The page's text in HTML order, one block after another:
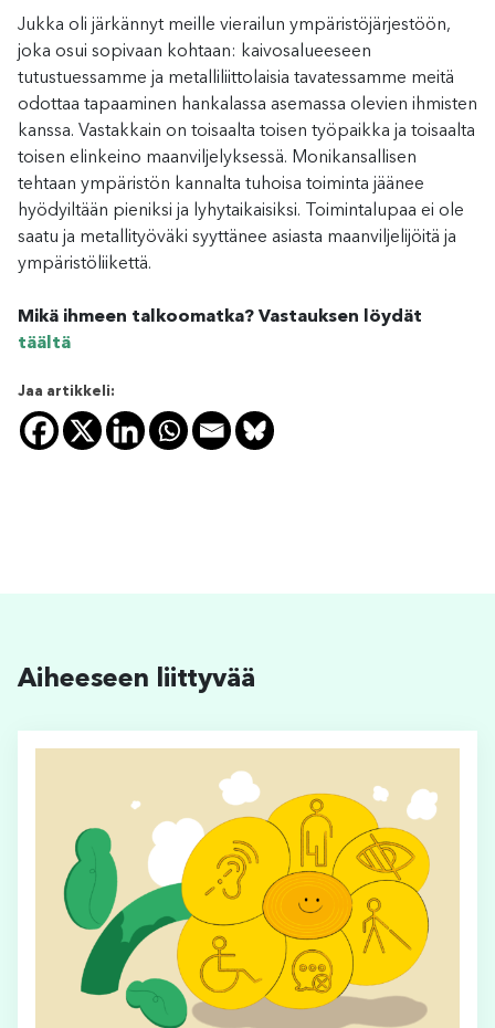
Jukka oli järkännyt meille vierailun ympäristöjärjestöön,
joka osui sopivaan kohtaan: kaivosalueeseen
tutustuessamme ja metalliliittolaisia tavatessamme meitä
odottaa tapaaminen hankalassa asemassa olevien ihmisten
kanssa. Vastakkain on toisaalta toisen työpaikka ja toisaalta
toisen elinkeino maanviljelyksessä. Monikansallisen
tehtaan ympäristön kannalta tuhoisa toiminta jäänee
hyödyiltään pieniksi ja lyhytaikaisiksi. Toimintalupaa ei ole
saatu ja metallityöväki syyttänee asiasta maanviljelijöitä ja
ympäristöliikettä.
Mikä ihmeen talkoomatka? Vastauksen löydät
täältä
Jaa artikkeli:
Aiheeseen liittyvää